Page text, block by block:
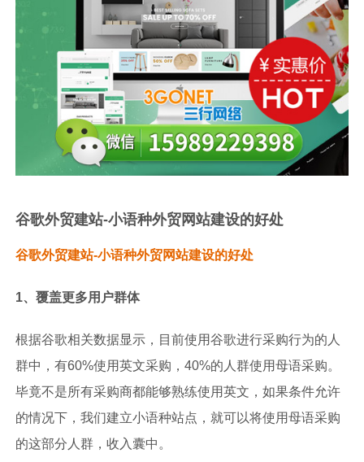
谷歌外贸建站-小语种外贸网站建设的好处
谷歌外贸建站-小语种外贸网站建设的好处
1、覆盖更多用户群体
根据谷歌相关数据显示，目前使用谷歌进行采购行为的人
群中，有60%使用英文采购，40%的人群使用母语采购。
毕竟不是所有采购商都能够熟练使用英文，如果条件允许
的情况下，我们建立小语种站点，就可以将使用母语采购
的这部分人群，收入囊中。